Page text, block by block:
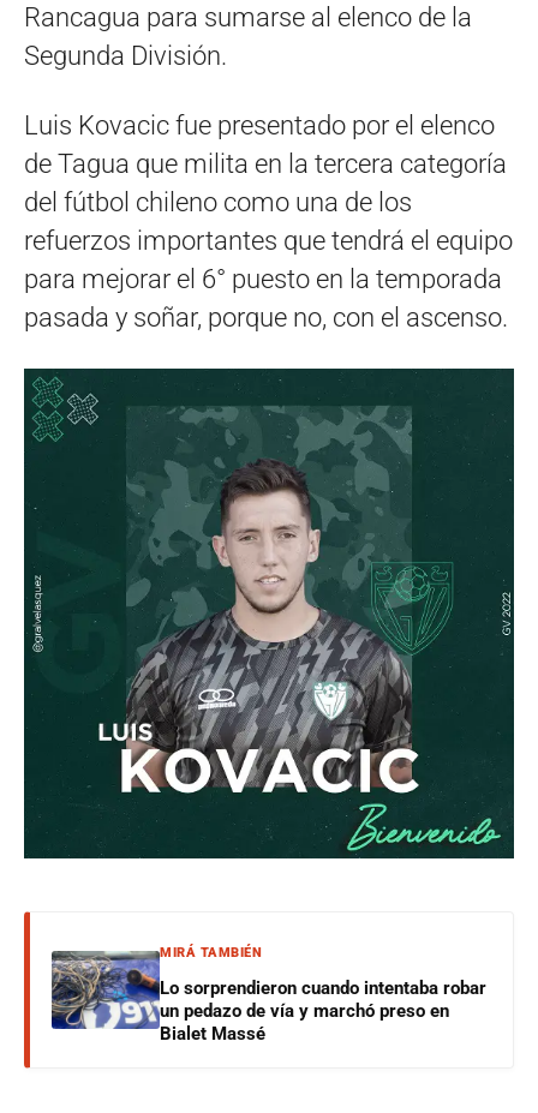
Rancagua para sumarse al elenco de la
Segunda División.
Luis Kovacic fue presentado por el elenco
de Tagua que milita en la tercera categoría
del fútbol chileno como una de los
refuerzos importantes que tendrá el equipo
para mejorar el 6° puesto en la temporada
pasada y soñar, porque no, con el ascenso.
MIRÁ TAMBIÉN
Lo sorprendieron cuando intentaba robar
un pedazo de vía y marchó preso en
Bialet Massé